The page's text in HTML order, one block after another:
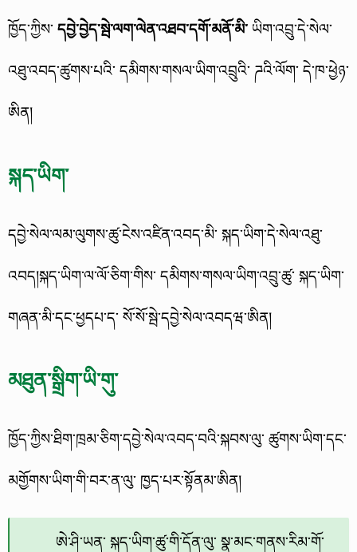
ཁྱོད་ཀྱིས་ དབྱེ་བྱེད་སྦེ་ལག་ལེན་འཐབ་དགོ་མནོ་མི་ ཡིག་འབྲུ་དེ་སེལ་
འཐུ་འབད་ཚུགས་པའི་ དམིགས་གསལ་ཡིག་འབྲུའི་ ཌའི་ལོག་ དེ་ཁ་ཕྱེཉ་
ཨིན།
སྐད་ཡིག་
དབྱེ་སེལ་ལམ་ལུགས་ཚུ་ངེས་འཛིན་འབད་མི་ སྐད་ཡིག་དེ་སེལ་འཐུ་
འབད།སྐད་ཡིག་ལ་ལོ་ཅིག་གིས་ དམིགས་གསལ་ཡིག་འབྲུ་ཚུ་ སྐད་ཡིག་
གཞན་མི་དང་ཕྱདཔ་ད་ སོ་སོ་སྦེ་དབྱེ་སེལ་འབདཝ་ཨིན།
མཐུན་སྒྲིག་ཡི་གུ་
ཁྱོད་ཀྱིས་ཐིག་ཁྲམ་ཅིག་དབྱེ་སེལ་འབད་བའི་སྐབས་ལུ་ ཚུགས་ཡིག་དང་
མགྱོགས་ཡིག་གི་བར་ན་ལུ་ ཁྱད་པར་སྟོནམ་ཨིན།
ཨེ་ཤི་ཡན་ སྐད་ཡིག་ཚུ་གི་དོན་ལུ་ སྣ་མང་གནས་རིམ་གོ་